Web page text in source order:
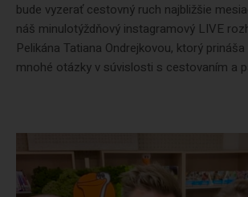
bude vyzerať cestovný ruch najbližšie
náš minulotýždňový instagramový LIVE
Pelikána Tatiana Ondrejkovou, ktorý
mnohé otázky v súvislosti s cestovaním a